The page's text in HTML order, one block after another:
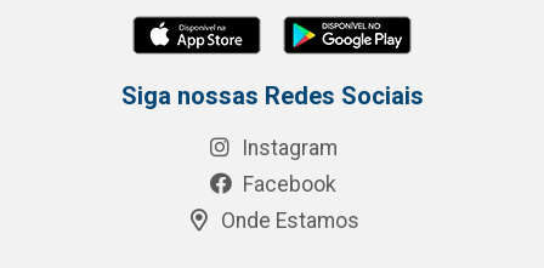
Siga nossas Redes Sociais
Instagram
Facebook
Onde Estamos